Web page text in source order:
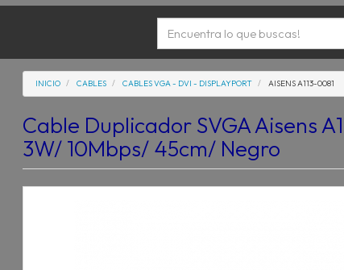
INICIO CABLES CABLES VGA - DVI - DISPLAYPORT AISENS A113-0081
Cable Duplicador SVGA Aisens
3W/ 10Mbps/ 45cm/ Negro